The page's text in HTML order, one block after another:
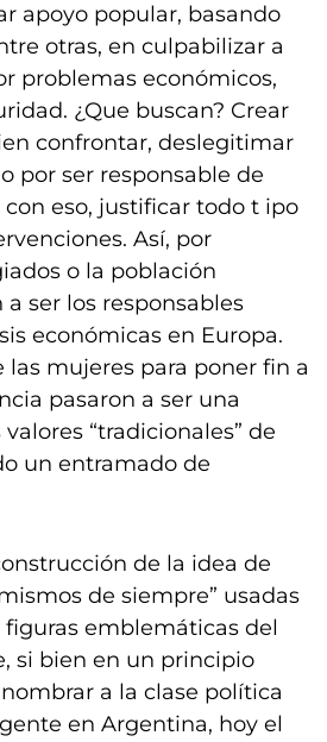
apoyo popular, basando
otras, en culpabilizar a
problemas económicos,
¿Que buscan? Crear
confrontar, deslegitimar
por ser responsable de
con eso, justificar todo t ipo
Así, por
o la población
ser los responsables
económicas en Europa.
las mujeres para poner fin a
pasaron a ser una
“tradicionales” de
un entramado de
de la idea de
mismos de siempre” usadas
emblemáticas del
si bien en un principio
a la clase política
en Argentina, hoy el